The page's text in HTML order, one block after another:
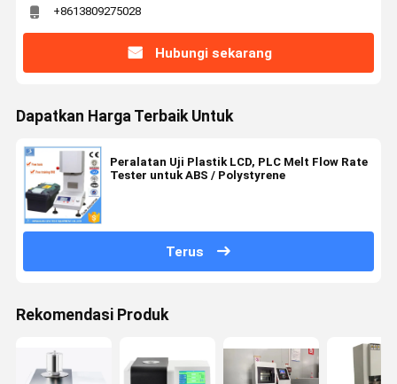
+8613809275028
Hubungi sekarang
Dapatkan Harga Terbaik Untuk
Peralatan Uji Plastik LCD, PLC Melt Flow Rate
Tester untuk ABS / Polystyrene
Terus
Rekomendasi Produk